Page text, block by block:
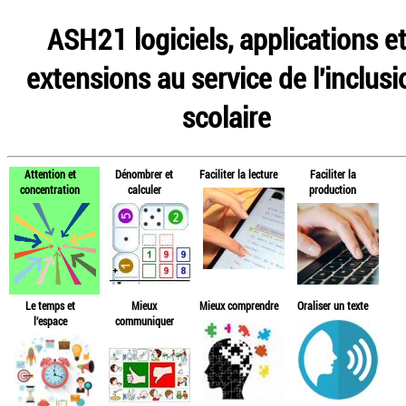
ASH21 logiciels, applications et
extensions au service de
scolaire
Attention et
concentration
Dénombrer et
calculer
Faciliter la lecture
Faciliter la
production
Le temps et
l'espace
Mieux
communiquer
Mieux comprendre Oraliser un texte